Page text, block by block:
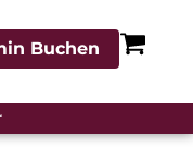
Buchen